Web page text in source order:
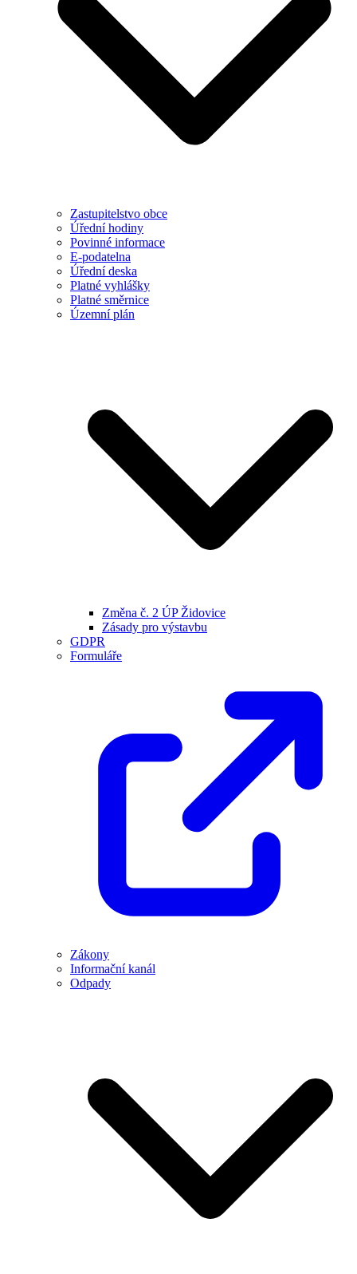
Zastupitelstvo obce
Úřední hodiny
Povinné informace
E-podatelna
Úřední deska
Platné vyhlášky
Platné směrnice
Územní plán
Změna č. 2 ÚP Židovice
Zásady pro výstavbu
GDPR
Formuláře
Zákony
Informační kanál
Odpady